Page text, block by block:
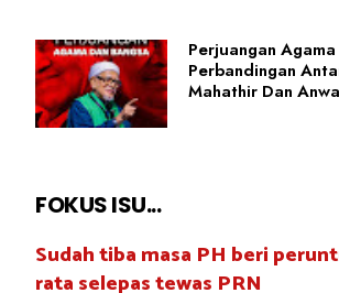
Perjuangan
Perbandingan
Mahathir Dan
FOKUS ISU...
Sudah tiba masa PH beri
rata selepas tewas PRN